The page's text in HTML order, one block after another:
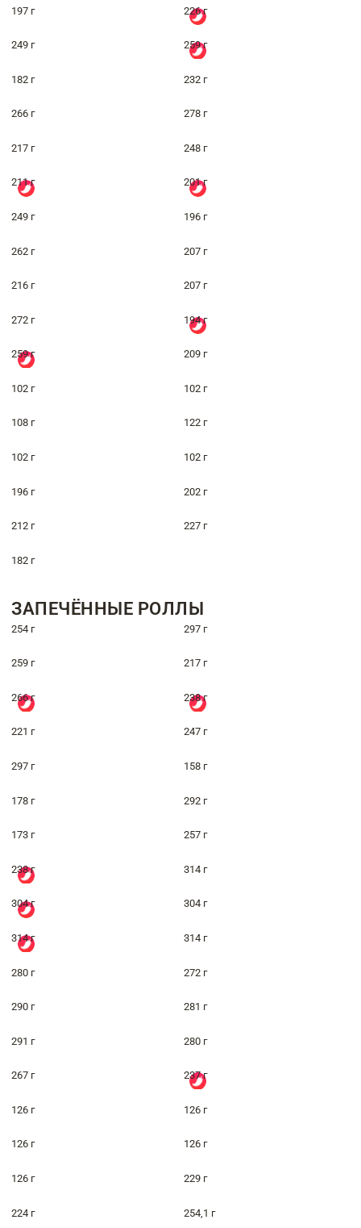
197 г 226 г
249 г 259 г
182 г 232 г
266 г 278 г
217 г 248 г
211 г 201 г
249 г 196 г
262 г 207 г
216 г 207 г
272 г 194 г
259 г 209 г
102 г 102 г
108 г 122 г
102 г 102 г
196 г 202 г
212 г 227 г
182 г
ЗАПЕЧЁННЫЕ РОЛЛЫ
254 г 297 г
259 г 217 г
266 г 238 г
221 г 247 г
297 г 158 г
178 г 292 г
173 г 257 г
238 г 314 г
304 г 304 г
314 г 314 г
280 г 272 г
290 г 281 г
291 г 280 г
267 г 237 г
126 г 126 г
126 г 126 г
126 г 229 г
224 г 254,1 г